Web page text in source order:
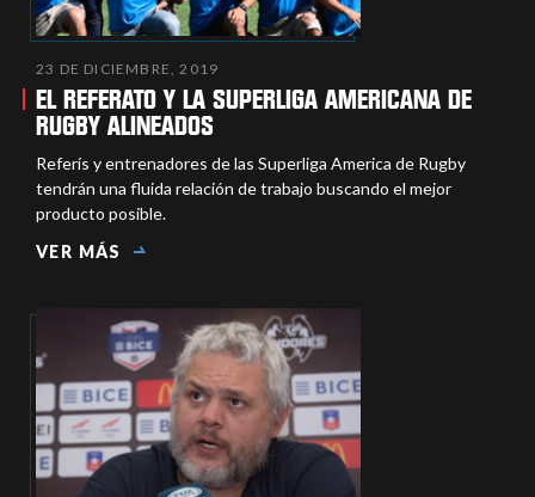
23 DE DICIEMBRE, 2019
EL REFERATO Y LA SUPERLIGA AMERICANA DE
RUGBY ALINEADOS
Referís y entrenadores de las Superliga America de Rugby
tendrán una fluida relación de trabajo buscando el mejor
producto posible.
VER MÁS